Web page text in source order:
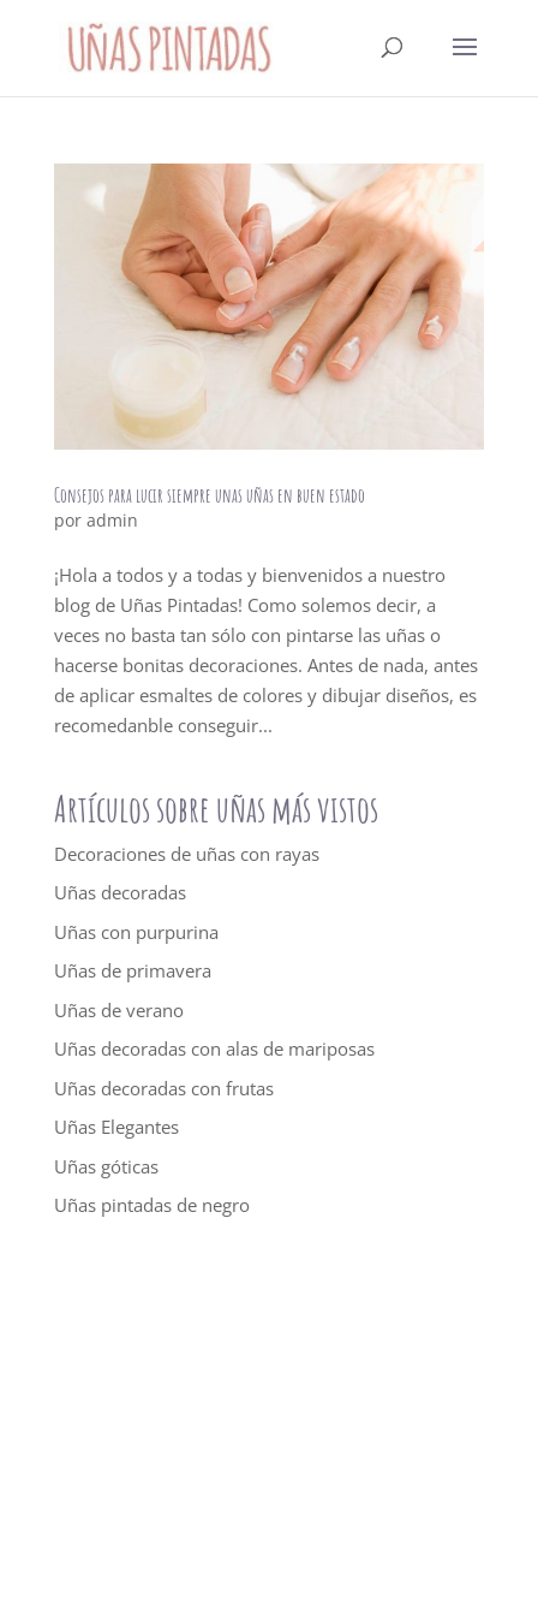
Consejos para lucir siempre unas uñas en buen estado
por admin
¡Hola a todos y a todas y bienvenidos a nuestro
blog de Uñas Pintadas! Como solemos decir, a
veces no basta tan sólo con pintarse las uñas o
hacerse bonitas decoraciones. Antes de nada, antes
de aplicar esmaltes de colores y dibujar diseños, es
recomedanble conseguir...
Artículos sobre uñas más vistos
Decoraciones de uñas con rayas
Uñas decoradas
Uñas con purpurina
Uñas de primavera
Uñas de verano
Uñas decoradas con alas de mariposas
Uñas decoradas con frutas
Uñas Elegantes
Uñas góticas
Uñas pintadas de negro